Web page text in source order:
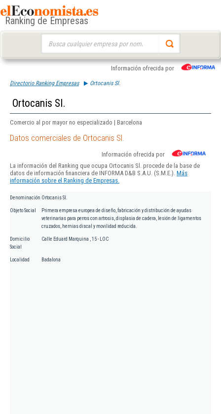
Ranking de Empresas
Información ofrecida por
Directorio Ranking Empresas Ortocanis Sl.
Ortocanis Sl.
Comercio al por mayor no especializado | Barcelona
Datos comerciales de Ortocanis Sl.
Información ofrecida por
La información del Ranking que ocupa Ortocanis Sl. procede de la base de
datos de información financiera de INFORMA D&B S.A.U. (S.M.E.). Más
información sobre el Ranking de Empresas.
Denominación Ortocanis Sl.
Objeto Social
Primera empresa europea de diseño, fabricación y distribución de ayudas
veterinarias para perros con artrosis, displasia de cadera, lesión de ligamentos
cruzados, hernias discal y movilidad reducida.
Domicilio
Social
Calle Eduard Marquina , 15 - LOC
Localidad Badalona